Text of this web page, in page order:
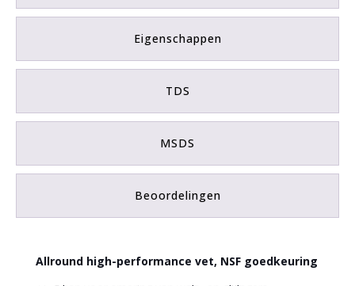
Eigenschappen
TDS
MSDS
Beoordelingen
Allround high-performance vet, NSF goedkeuring